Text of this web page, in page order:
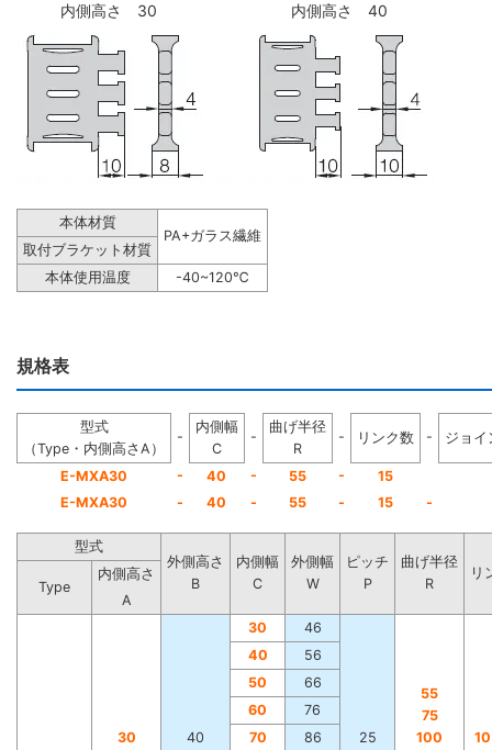
内側高さ 30
内側高さ 40
本体材質
PA+ガラス繊維
取付ブラケット材質
本体使用温度
-40~120℃
規格表
型式
（Type・内側高さA）
-
内側幅
C
-
曲げ半径
R
- リンク数 - ジョイ
E-MXA30 - 40 - 55 -
15
E-MXA30
- 40 - 55 - 15 -
型式
外側高さ
B
内側幅
C
外側幅
W
ピッチ
P
曲げ半径
R
リ
Type
内側高さ
A
30 40
30 46
25
55
75
100
40
56
50
66
60
76
70
86